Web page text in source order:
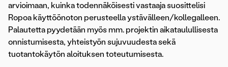
arvioimaan, kuinka todennäköisesti vastaaja suosittelisi
Ropoa käyttöönoton perusteella ystävälleen/kollegalleen.
Palautetta pyydetään myös mm. projektin aikataulullisesta
onnistumisesta, yhteistyön sujuvuudesta sekä
tuotantokäytön aloituksen toteutumisesta.